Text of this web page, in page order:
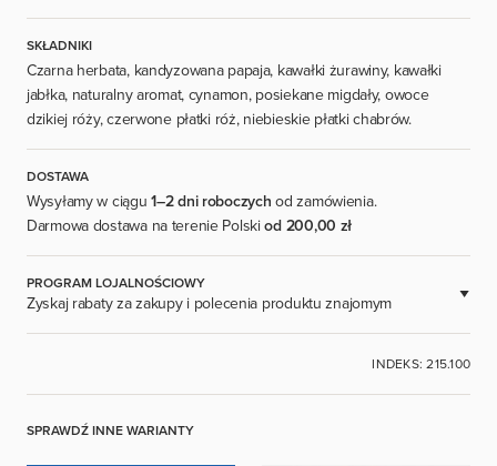
SKŁADNIKI
Czarna herbata, kandyzowana papaja, kawałki żurawiny, kawałki
jabłka, naturalny aromat, cynamon, posiekane migdały, owoce
dzikiej róży, czerwone płatki róż, niebieskie płatki chabrów.
DOSTAWA
Wysyłamy w ciągu1–2 dni roboczych od zamówienia.
Darmowa dostawa na terenie Polskiod 200,00 zł
PROGRAM LOJALNOŚCIOWY
Zyskaj rabaty za zakupy i polecenia produktu znajomym
ZALOGUJ SIĘ
INDEKS: 215.100
SPRAWDŹ INNE WARIANTY